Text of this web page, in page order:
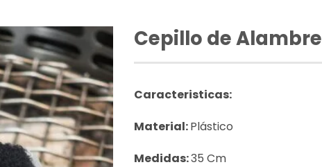
Cepillo de Alambre
Caracteristicas:
Material:Plástico
Medidas:35 Cm